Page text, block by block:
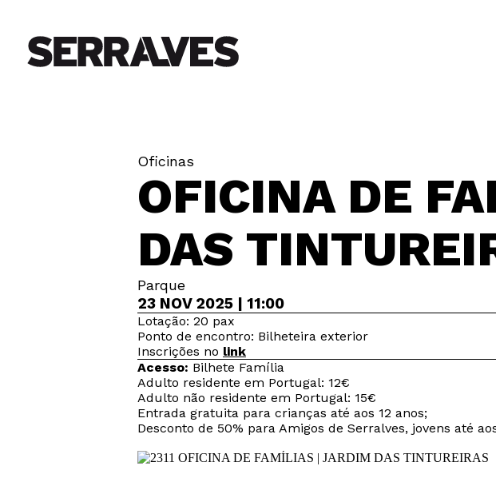
Oficinas
OFICINA DE
DAS
Parque
23 NOV 2025 | 11:00
Lotação: 20 pax
Ponto de encontro: Bilheteira exterior
Inscrições no link
Acesso: Bilhete Família
Adulto residente em Portugal: 12€
Adulto não residente em Portugal: 15€
Entrada gratuita para crianças até aos 12 anos;
Desconto de 50% para Amigos de Serralves, jovens até